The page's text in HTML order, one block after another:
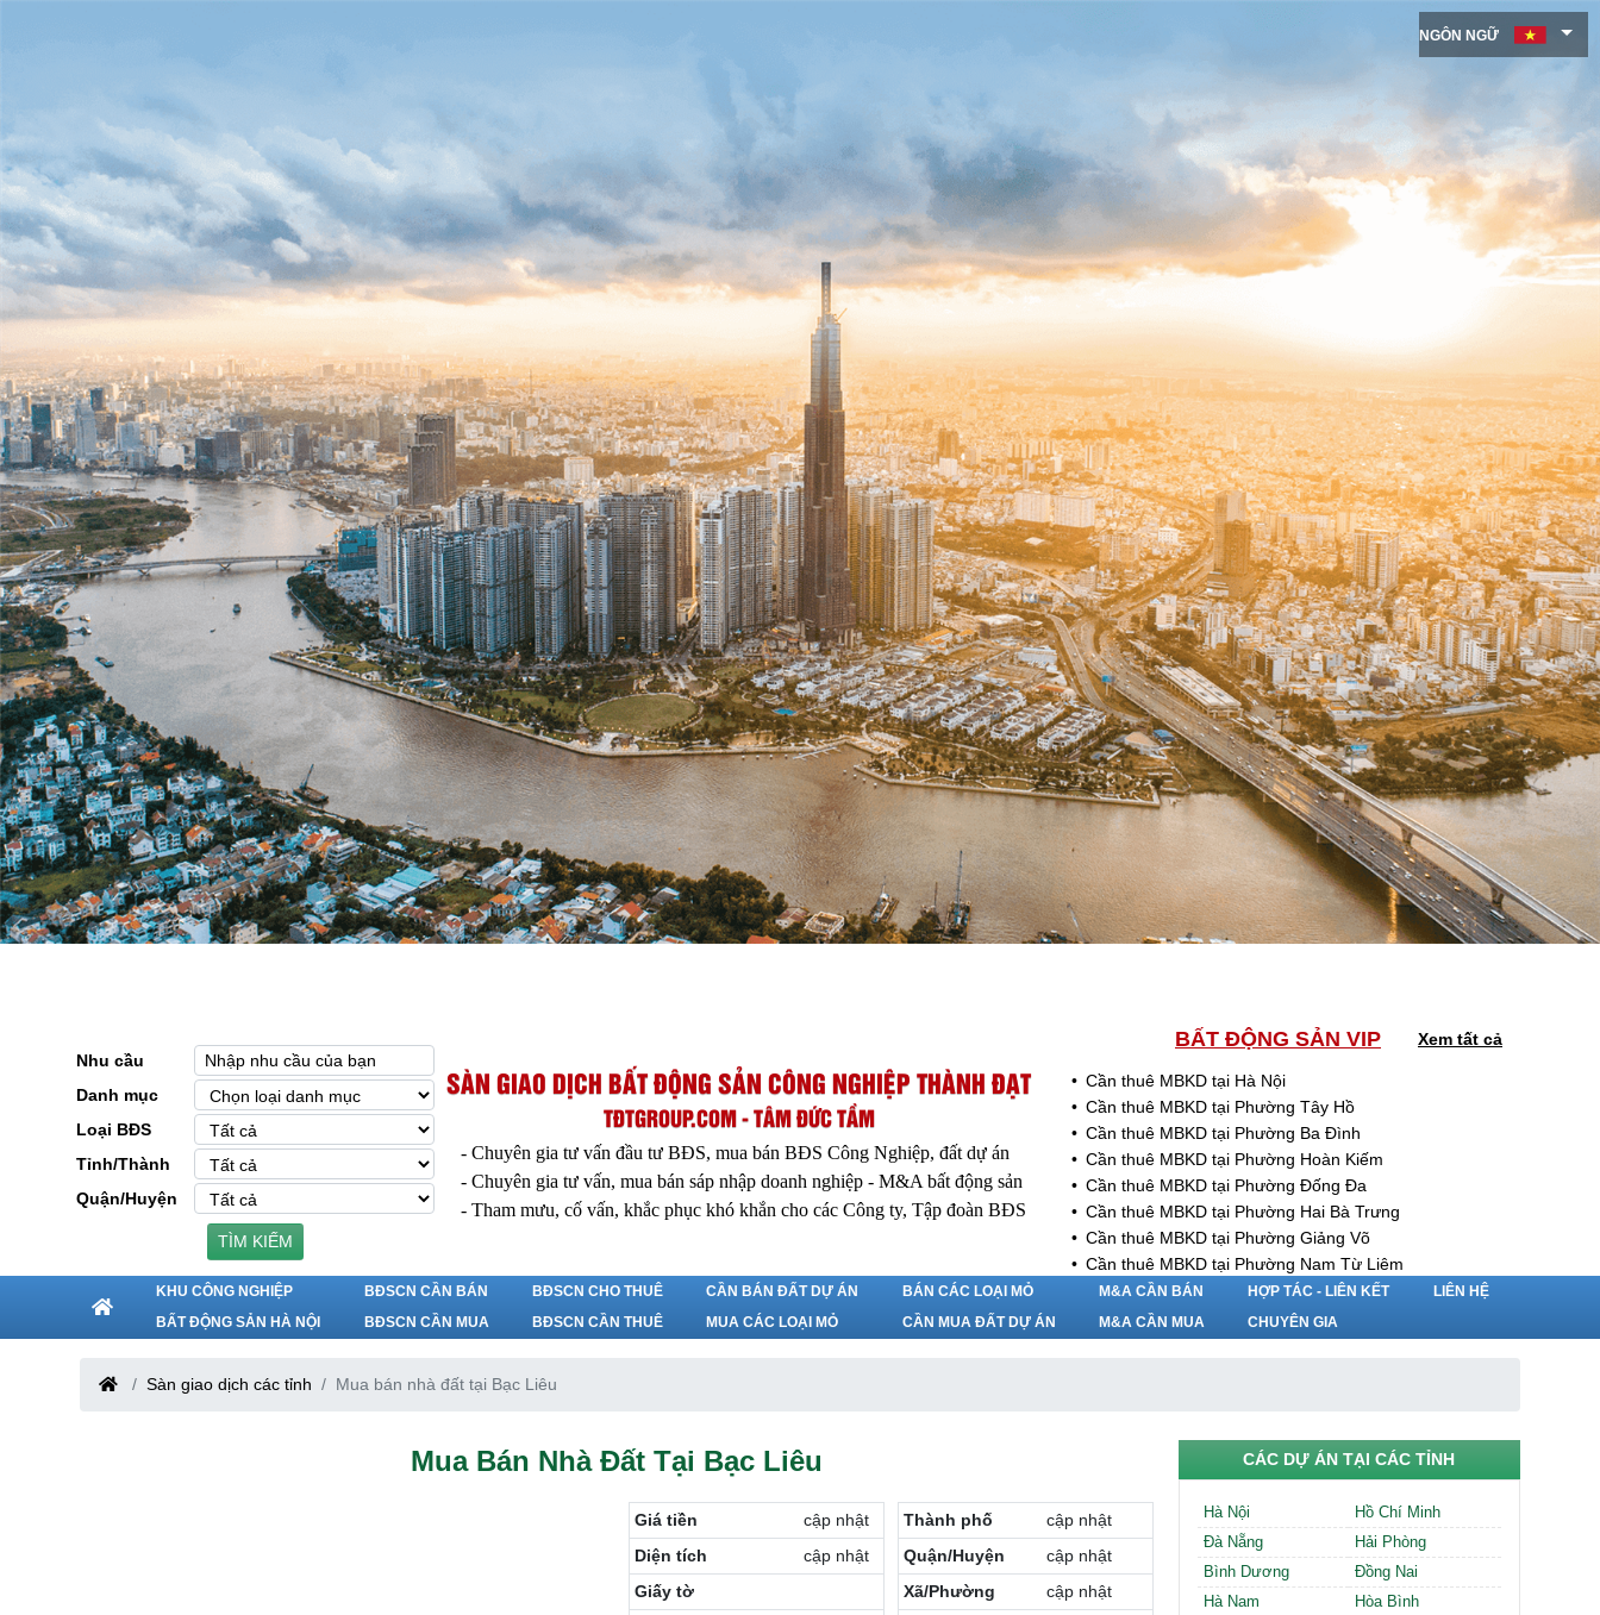
Nhu cầu
Danh mục
Loại BĐS
Tỉnh/Thành
Quận/Huyện
TÌM KIẾM
SÀN GIAO DỊCH BẤT ĐỘNG SẢN CÔNG NGHIỆP THÀNH ĐẠT
TĐTGROUP.COM - TÂM ĐỨC TẦM
- Chuyên gia tư vấn đầu tư BĐS, mua bán BĐS Công Nghiệp, đất dự án
- Chuyên gia tư vấn, mua bán sáp nhập doanh nghiệp - M&A bất động sản
- Tham mưu, cố vấn, khắc phục khó khắn cho các Công ty, Tập đoàn BĐS
BẤT ĐỘNG SẢN VIP Xem tất cả
Cần thuê MBKD tại Hà Nội
Cần thuê MBKD tại Phường Tây Hồ
Cần thuê MBKD tại Phường Ba Đình
Cần thuê MBKD tại Phường Hoàn Kiếm
Cần thuê MBKD tại Phường Đống Đa
Cần thuê MBKD tại Phường Hai Bà Trưng
Cần thuê MBKD tại Phường Giảng Võ
Cần thuê MBKD tại Phường Nam Từ Liêm
Cần thuê MBKD tại Phường Cầu Giấy
Cần thuê MBKD tại Phường Thanh Xuân
Cần thuê MBKD tại Phường Long Biên
Cần thuê MBKD tại Phường Yên Hòa
Cần thuê MBKD tại Phường Nghĩa Độ
Cần thuê MBKD tại Phường Phương Liệt
Cần thuê MBKD tại Phường Khương Đình
Cần thuê MBKD tại Phường Yên Sở
Cần thuê MBKD tại Phường Hoàng Liệt
Cần thuê MBKD tại Phường Định Công
NGÔN NGỮ
KHU CÔNG NGHIỆP
BẤT ĐỘNG SẢN HÀ NỘI
BĐSCN CẦN BÁN
BĐSCN CẦN MUA
BĐSCN CHO THUÊ
BĐSCN CẦN THUÊ
CẦN BÁN ĐẤT DỰ ÁN
MUA CÁC LOẠI MỎ
BÁN CÁC LOẠI MỎ
CẦN MUA ĐẤT DỰ ÁN
M&A CẦN BÁN
M&A CẦN MUA
HỢP TÁC - LIÊN KẾT
CHUYÊN GIA
LIÊN HỆ
Sàn giao dịch các tỉnh Mua bán nhà đất tại Bạc Liêu
Mua Bán Nhà Đất Tại Bạc Liêu
Giá tiền
cập nhật
Diện tích
cập nhật
Giấy tờ
Thành phố
cập nhật
Quận/Huyện
cập nhật
Xã/Phường
cập nhật
CÁC DỰ ÁN TẠI CÁC TỈNH
Hà Nội
Hồ Chí Minh
Đà Nẵng
Hải Phòng
Bình Dương
Đồng Nai
Hà Nam
Hòa Bình